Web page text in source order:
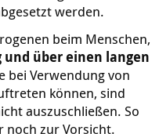
werden.
beim Menschen,
und über einen langen
bei Verwendung von
können, sind
auszuschließen. So
noch zur Vorsicht.